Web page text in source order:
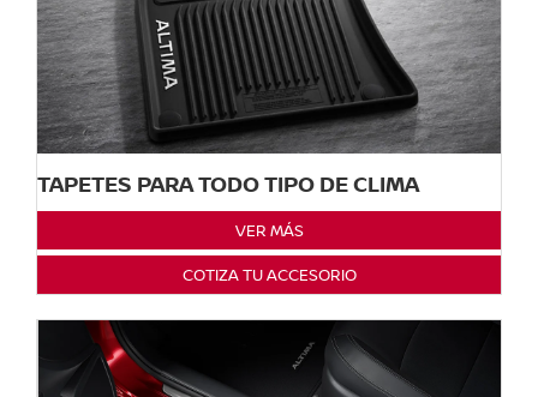
TAPETES PARA TODO TIPO DE CLIMA
VER MÁS
COTIZA TU ACCESORIO